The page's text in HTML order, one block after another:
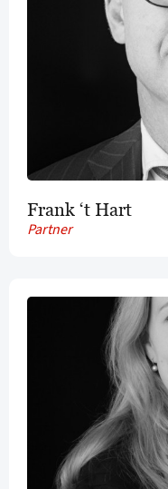
Frank ‘t Hart
Partner